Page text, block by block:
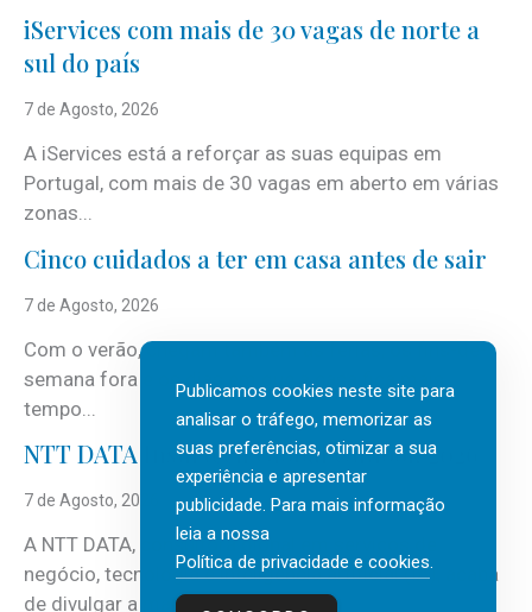
iServices com mais de 30 vagas de norte a
sul do país
7 de Agosto, 2026
A iServices está a reforçar as suas equipas em
Portugal, com mais de 30 vagas em aberto em várias
zonas...
Cinco cuidados a ter em casa antes de sair
7 de Agosto, 2026
Com o verão, chegam também as férias, os fins-de-
semana fora e os dias em que a casa fica mais
tempo...
NTT DATA Insurtech Global Outlook 2026
7 de Agosto, 2026
A NTT DATA, consultora global em serviços de
negócio, tecnologia e inteligência artificial (IA), acaba
de divulgar a mais recente...
Publicamos cookies neste site para
analisar o tráfego, memorizar as
suas preferências, otimizar a sua
experiência e apresentar
publicidade. Para mais informação
leia a nossa
Política de privacidade e cookies.